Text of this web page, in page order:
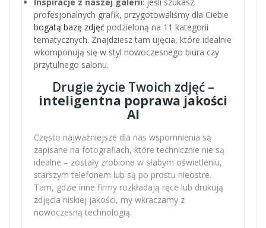
profesjonalnych grafik, przygotowaliśmy dla Ciebie
bogatą bazę zdjęć podzieloną na 11 kategorii
tematycznych. Znajdziesz tam ujęcia, które idealnie
wkomponują się w styl nowoczesnego biura czy
przytulnego salonu.
Drugie życie Twoich zdjęć –
inteligentna poprawa jakości
AI
Często najważniejsze dla nas wspomnienia są
zapisane na fotografiach, które technicznie nie są
idealne – zostały zrobione w słabym oświetleniu,
starszym telefonem lub są po prostu nieostre.
Tam, gdzie inne firmy rozkładają ręce lub drukują
zdjęcia niskiej jakości, my wkraczamy z
nowoczesną technologią.